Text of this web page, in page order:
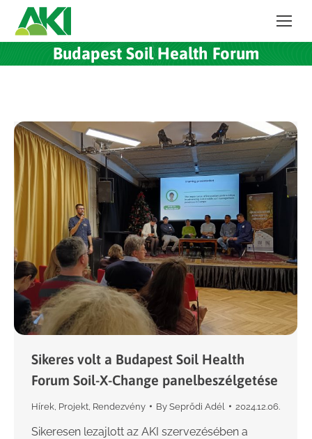
Budapest Soil Health Forum
Sikeres volt a Budapest Soil Health
Forum Soil-X-Change panelbeszélgetése
Hírek Projekt Rendezvény By Seprődi Adél 2024.12.06.
Sikeresen lezajlott az AKI szervezésében a